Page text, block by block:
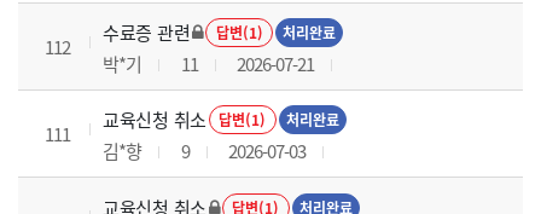
112
수료증 관련 답변(1) 처리완료
박*기 11 2026-07-21
111
교육신청 취소 답변(1) 처리완료
김*향 9 2026-07-03
교육신청 취소 답변(1) 처리완료